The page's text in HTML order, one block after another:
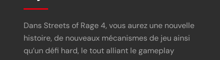
Dans Streets of Rage 4, vous aurez une nouvelle
histoire, de nouveaux mécanismes de jeu ainsi
qu’un défi hard, le tout alliant le gameplay